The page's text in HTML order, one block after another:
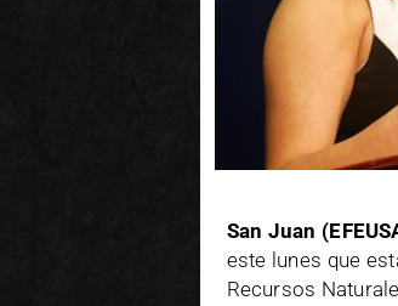
San Juan
este lunes que
Recursos